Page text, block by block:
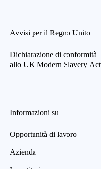
Avvisi per il Regno Unito
Dichiarazione di conformità
allo UK Modern Slavery Act
Informazioni su
Opportunità di lavoro
Azienda